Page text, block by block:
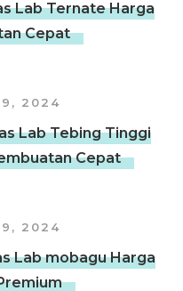
Lab Ternate Harga
Cepat
2024
Lab Tebing Tinggi
Cepat
2024
Lab mobagu Harga